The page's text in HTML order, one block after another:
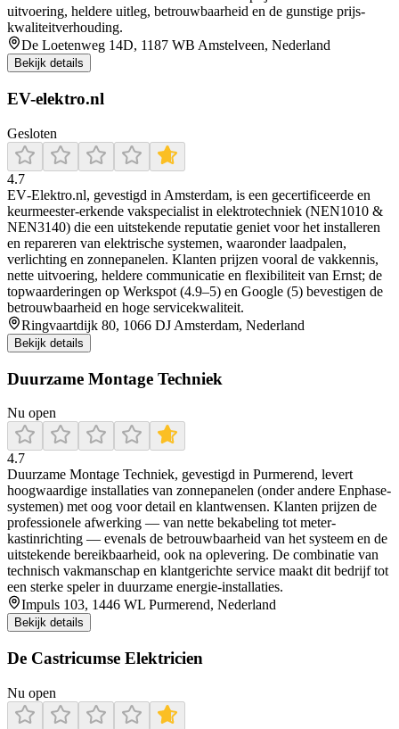
uitvoering, heldere uitleg, betrouwbaarheid en de gunstige prijs-
kwaliteitverhouding.
De Loetenweg 14D, 1187 WB Amstelveen, Nederland
Bekijk details
EV-elektro.nl
Gesloten
4.7
EV‑Elektro.nl, gevestigd in Amsterdam, is een gecertificeerde en
keurmeester‑erkende vakspecialist in elektrotechniek (NEN1010 &
NEN3140) die een uitstekende reputatie geniet voor het installeren
en repareren van elektrische systemen, waaronder laadpalen,
verlichting en zonnepanelen. Klanten prijzen vooral de vakkennis,
nette uitvoering, heldere communicatie en flexibiliteit van Ernst; de
topwaarderingen op Werkspot (4.9–5) en Google (5) bevestigen de
betrouwbaarheid en hoge servicekwaliteit.
Ringvaartdijk 80, 1066 DJ Amsterdam, Nederland
Bekijk details
Duurzame Montage Techniek
Nu open
4.7
Duurzame Montage Techniek, gevestigd in Purmerend, levert
hoogwaardige installaties van zonnepanelen (onder andere Enphase-
systemen) met oog voor detail en klantwensen. Klanten prijzen de
professionele afwerking — van nette bekabeling tot meter-
kastinrichting — evenals de betrouwbaarheid van het systeem en de
uitstekende bereikbaarheid, ook na oplevering. De combinatie van
technisch vakmanschap en klantgerichte service maakt dit bedrijf tot
een sterke speler in duurzame energie-installaties.
Impuls 103, 1446 WL Purmerend, Nederland
Bekijk details
De Castricumse Elektricien
Nu open